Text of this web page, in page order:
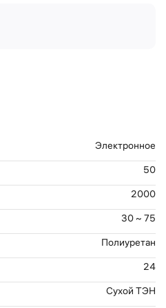
Электронное
50
2000
30 ~ 75
Полиуретан
24
Сухой ТЭН